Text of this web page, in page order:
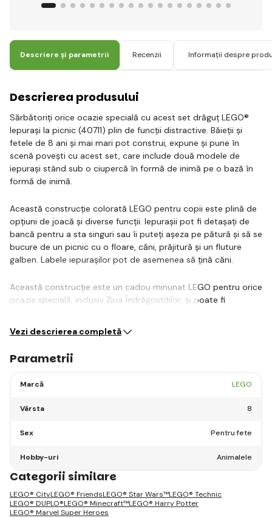
Descriere și parametrii Recenzii Informații despre
Descrierea produsului
Sărbătoriți orice ocazie specială cu acest set drăguț LEGO®
Iepurași la picnic (40711) plin de funcții distractive. Băieții și
fetele de 8 ani și mai mari pot construi, expune și pune în
scenă povești cu acest set, care include două modele de
iepurași stând sub o ciupercă în formă de inimă pe o bază în
formă de inimă.
Această construcție colorată LEGO pentru copii este plină de
opțiuni de joacă și diverse funcții. Iepurașii pot fi detașați de
bancă pentru a sta singuri sau îi puteți așeza pe pătură și să se
bucure de un picnic cu o floare, căni, prăjitură și un fluture
galben. Labele iepurașilor pot de asemenea să țină căni.
Această construcție este un cadou minunat LEGO pentru orice
ocazie specială, inclusiv Ziua Îndrăgostiților, și poate fi
Vezi descrierea completă
Parametrii
Marcă LEGO
Vârsta 8
Sex Pentru fete
Hobby-uri Animalele
Categorii similare
LEGO® CityLEGO® FriendsLEGO® Star Wars™LEGO® Technic
LEGO® DUPLO®LEGO® Minecraft™LEGO® Harry Potter
LEGO® Marvel Super Heroes